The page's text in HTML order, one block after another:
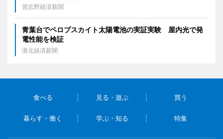
習志野経済新聞
青葉台でペロブスカイト太陽電池の実証実験 屋内光で発
電性能を検証
港北経済新聞
食べる 見る・遊ぶ 買う
暮らす・働く 学ぶ・知る 特集